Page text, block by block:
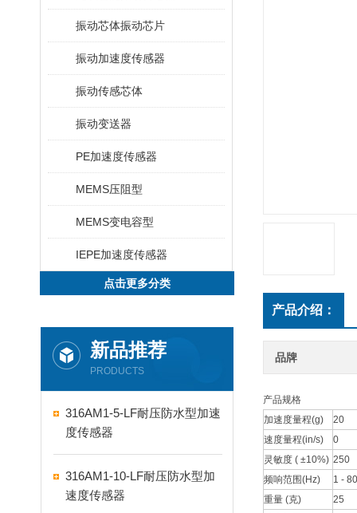
振动芯体振动芯片
振动加速度传感器
振动传感芯体
振动变送器
PE加速度传感器
MEMS压阻型
MEMS变电容型
IEPE加速度传感器
点击更多分类
新品推荐
PRODUCTS
316AM1-5-LF耐压防水型加速
度传感器
316AM1-10-LF耐压防水型加
速度传感器
产品介绍：
品牌
产品规格
加速度量程(g)
20
速度量程(in/s)
0
灵敏度 ( ±10%) 250
频响范围(Hz)
1 -
重量 (克)
25